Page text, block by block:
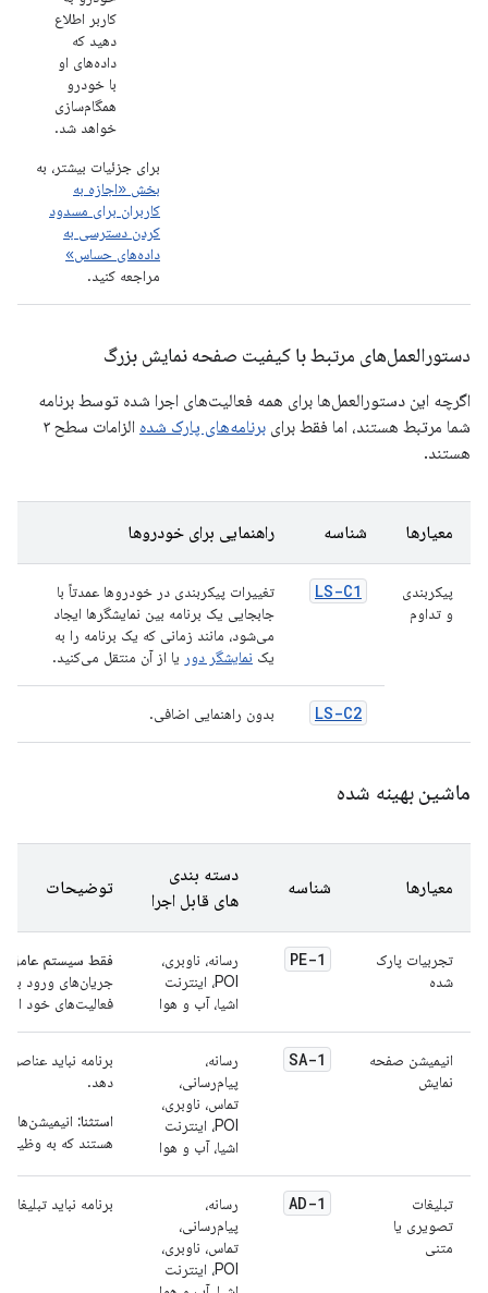
کاربر اطلاع
دهید که
داده‌های او
با خودرو
همگام‌سازی
خواهد شد.
برای جزئیات بیشتر، به
بخش «اجازه به
کاربران برای مسدود
کردن دسترسی به
داده‌های حساس»
مراجعه کنید.
دستورالعمل‌های مرتبط با کیفیت صفحه نمایش بزرگ
اگرچه این دستورالعمل‌ها برای همه فعالیت‌های اجرا شده توسط برنامه
شما مرتبط هستند، اما فقط برای برنامه‌های پارک شده
الزامات سطح ۳
هستند.
معیارها شناسه راهنمایی برای خودروها
پیکربندی
و تداوم
LS-C1
تغییرات پیکربندی در خودروها عمدتاً با
جابجایی یک برنامه بین نمایشگرها ایجاد
می‌شود، مانند زمانی که یک برنامه را به
یک نمایشگر دور یا از آن منتقل می‌کنید.
LS-C2 بدون راهنمایی اضافی.
ماشین بهینه شده
معیارها شناسه
دسته بندی
های قابل اجرا
توضیحات
تجربیات پارک
شده
PE-1
رسانه، ناوبری،
POI، اینترنت
اشیا، آب و هوا
فقط سیستم عامل
جریان‌های ورود به
فعالیت‌های خود
انیمیشن صفحه
نمایش
SA-1
رسانه،
پیام‌رسانی،
تماس، ناوبری،
POI، اینترنت
اشیا، آب و هوا
برنامه نباید
دهد.
استثنا:
هستند که به وظیفه
تبلیغات
تصویری یا
متنی
AD-1
رسانه،
پیام‌رسانی،
تماس، ناوبری،
POI، اینترنت
برنامه نباید